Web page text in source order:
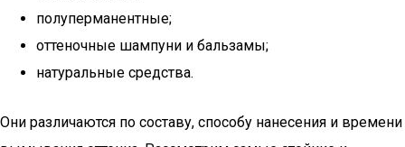
полуперманентные;
оттеночные шампуни и бальзамы;
натуральные средства.
Они различаются по составу, способу нанесения и времени